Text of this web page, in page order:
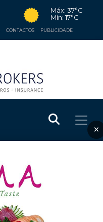
Máx: 37°C
Mín: 17°C
CONTACTOS PUBLICIDADE
×